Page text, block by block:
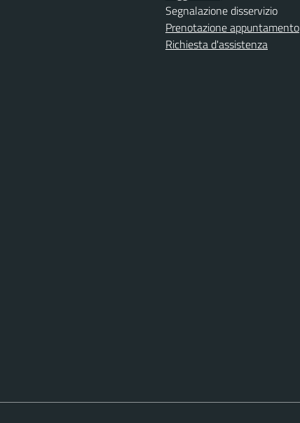
Segnalazione disservizio
Prenotazione appuntamento
Richiesta d'assistenza